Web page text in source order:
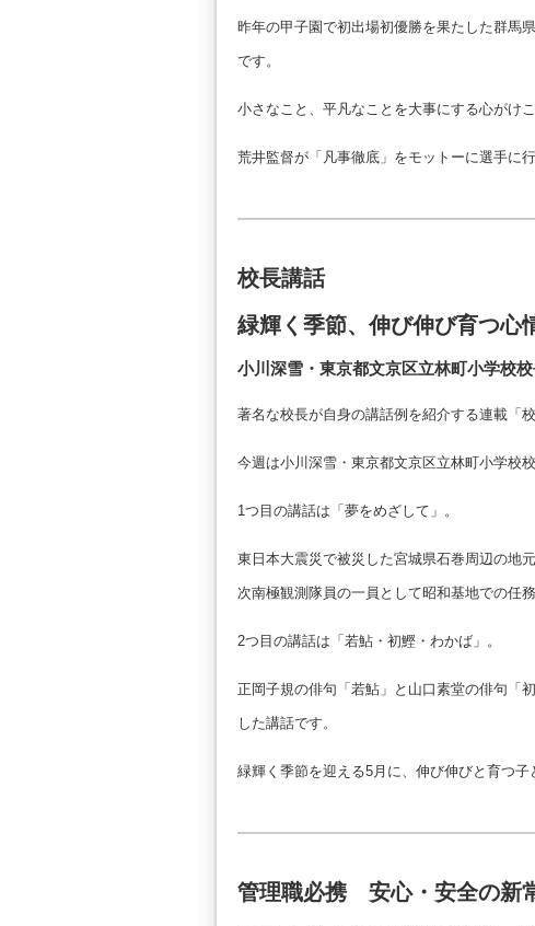
昨年の甲子園で初出場初優勝を果たした群馬
です。
小さなこと、平凡なことを大事にする心がけ
荒井監督が「凡事徹底」をモットーに選手に
校長講話
緑輝く季節、伸び伸び育つ心
小川深雪・東京都文京区立林町小学校
著名な校長が自身の講話例を紹介する連載「校
今週は小川深雪・東京都文京区立林町小学校
1つ目の講話は「夢をめざして」。
東日本大震災で被災した宮城県石巻周辺の地
次南極観測隊員の一員として昭和基地での任
2つ目の講話は「若鮎・初鰹・わかば」。
正岡子規の俳句「若鮎」と山口素堂の俳句「
した講話です。
緑輝く季節を迎える5月に、伸び伸びと育つ子
管理職必携 安心・安全の新